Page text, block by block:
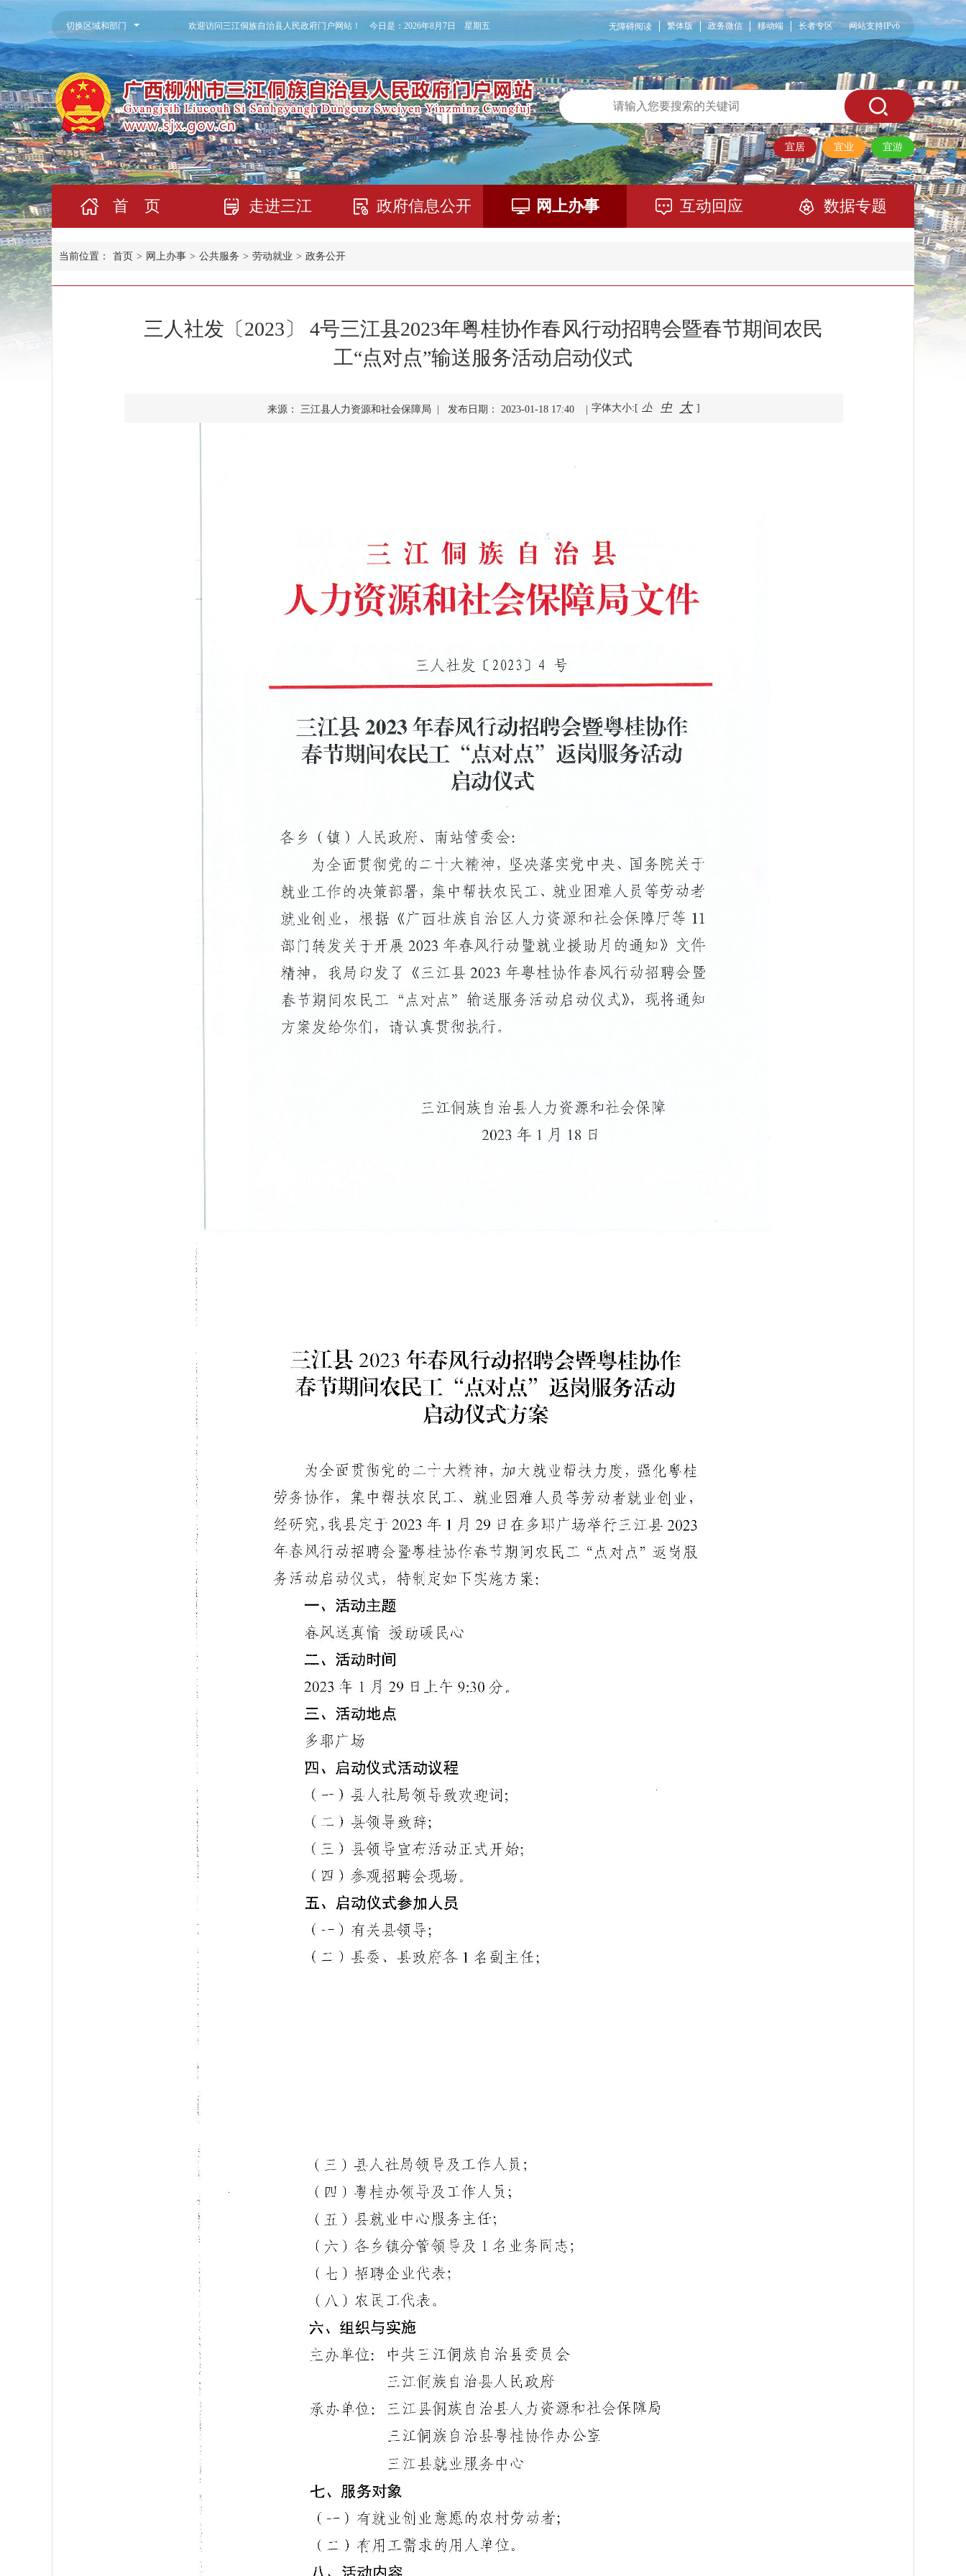
切换区域和部门 网站支持IPv6
无障碍阅读 繁体版 政务微信 移动端 长者专区
欢迎访问三江侗族自治县人民政府门户网站！ 今日是： 2026年8月7日 星期五
宜居 宜业 宜游
首 页 走进三江 政府信息公开 网上办事 互动回应 数据专题
当前位置： 首页 > 网上办事 > 公共服务 > 劳动就业 > 政务公开
三人社发〔2023〕 4号三江县2023年粤桂协作春风行动招聘会暨春节期间农民
工“点对点”输送服务活动启动仪式
来源： 三江县人力资源和社会保障局 | 发布日期： 2023-01-18 17:40 | 字体大小:[ 小 中 大 ]